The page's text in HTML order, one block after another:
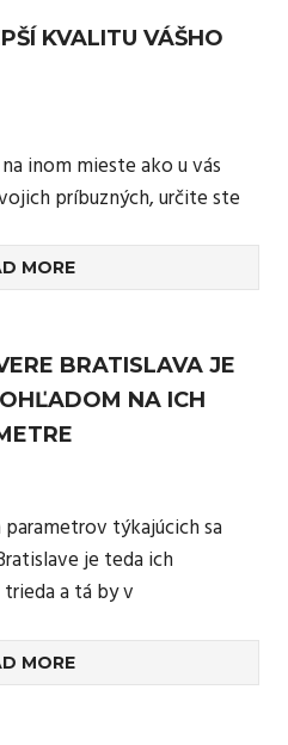
KVALITU VÁŠHO
inom mieste ako u vás
príbuzných, určite ste
MORE
BRATISLAVA JE
NA ICH
týkajúcich sa
je teda ich
a tá by v
MORE